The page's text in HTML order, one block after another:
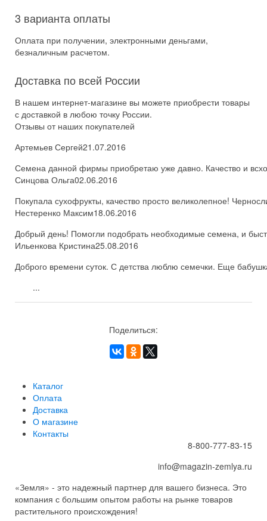
3 варианта оплаты
Оплата при получении, электронными деньгами,
безналичным расчетом.
Доставка по всей России
В нашем интернет-магазине вы можете приобрести товары
с доставкой в любою точку России.
Отзывы от наших покупателей
Артемьев Сергей21.07.2016
Семена данной фирмы приобретаю уже давно. Качество и
Синцова Ольга02.06.2016
Покупала сухофрукты, качество просто великолепное!
Нестеренко Максим18.06.2016
Добрый день! Помогли подобрать необходимые семена, и
Ильенкова Кристина25.08.2016
Доброго времени суток. С детства люблю семечки. Еще
...
Поделиться:
Каталог
Оплата
Доставка
О магазине
Контакты
8-800-777-83-15
info@magazin-zemlya.ru
«Земля» - это надежный партнер для вашего бизнеса. Это
компания с большим опытом работы на рынке товаров
растительного происхождения!